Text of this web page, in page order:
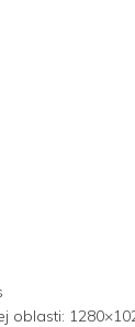
oblasti: